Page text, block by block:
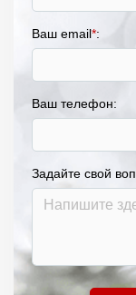
Ваш email*:
Ваш телефон:
Задайте свой